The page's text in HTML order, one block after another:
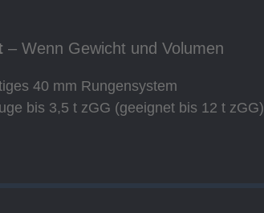
– Wenn Gewicht und Volumen
40 mm Rungensystem
bis 3,5 t zGG (geeignet bis 12 t zGG)